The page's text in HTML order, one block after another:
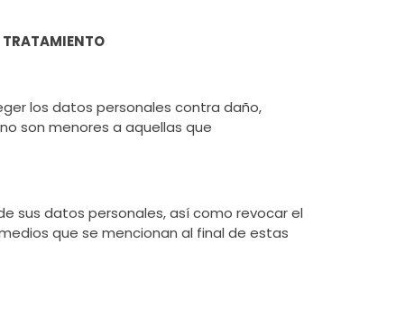
TRATAMIENTO
los datos personales contra daño,
son menores a aquellas que
sus datos personales, así como revocar el
que se mencionan al final de estas